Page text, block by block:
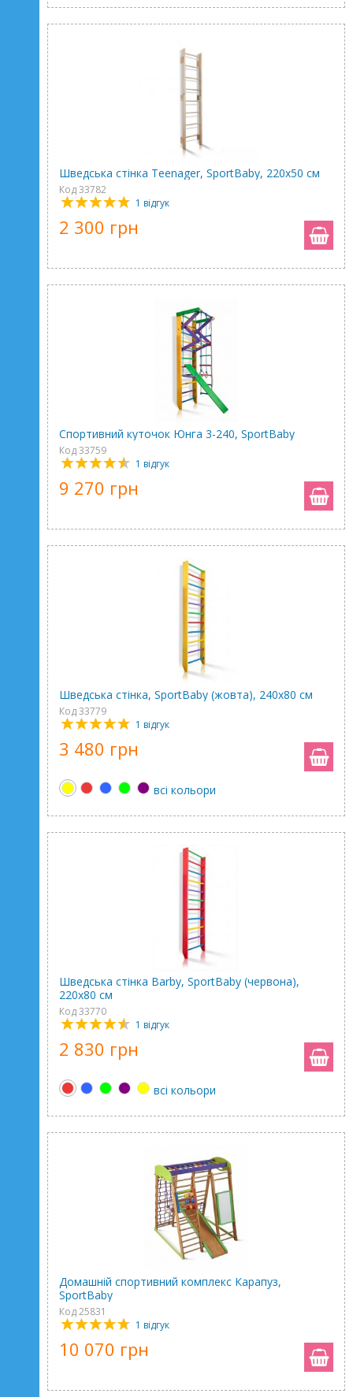
Шведська стінка Teenager, SportBaby, 220х50 см
Код 33782
1 відгук
2 300 грн
Спортивний куточок Юнга 3-240, SportBaby
Код 33759
1 відгук
9 270 грн
Шведська стінка, SportBaby (жовта), 240х80 см
Код 33779
1 відгук
3 480 грн
всі кольори
Шведська стінка Barby, SportBaby (червона),
220х80 см
Код 33770
1 відгук
2 830 грн
всі кольори
Домашній спортивний комплекс Карапуз,
SportBaby
Код 25831
1 відгук
10 070 грн